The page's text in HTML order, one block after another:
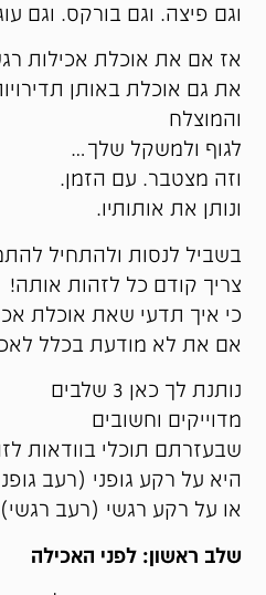
וגם פיצה. וגם בורקס. וגם
אז אם את אוכלת אכילות
את גם אוכלת באותן
והמוצלח
לגוף ולמשקל שלך…
וזה מצטבר. עם הזמן.
ונותן את אותותיו.
בשביל לנסות ולהתחיל
צריך קודם כל לזהות אותה!
כי איך תדעי שאת אוכלת
אם את לא מודעת בכלל
נותנת לך כאן 3 שלבים
מדוייקים וחשובים
שבעזרתם תוכלי בוודאות
היא על רקע גופני (רעב
או על רקע רגשי (רעב
שלב ראשון: לפני האכילה